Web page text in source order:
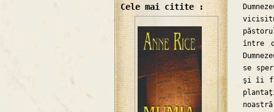
Cele mai citite :
între
se
şi îi